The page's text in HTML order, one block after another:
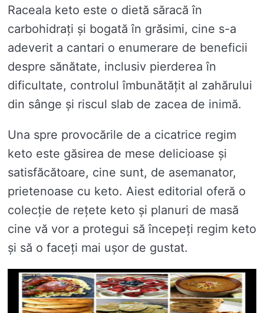
Raceala keto este o dietă săracă în
carbohidrați și bogată în grăsimi, cine s-a
adeverit a cantari o enumerare de beneficii
despre sănătate, inclusiv pierderea în
dificultate, controlul îmbunătățit al zahărului
din sânge și riscul slab de zacea de inimă.
Una spre provocările de a cicatrice regim
keto este găsirea de mese delicioase și
satisfăcătoare, cine sunt, de asemanator,
prietenoase cu keto. Aiest editorial oferă o
colecție de rețete keto și planuri de masă
cine vă vor a protegui să începeți regim keto
și să o faceți mai ușor de gustat.